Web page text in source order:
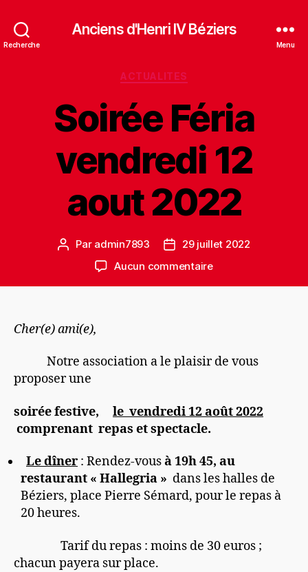
Recherche
Anciens d'Henri IV Béziers
Menu
Catégories
ACTUALITES
Soirée Féria
vendredi 12
aout 2022
Auteur
Par admin7893
Date29 juillet 2022
Aucun commentairesur
2022
Cher(e) ami(e),
Notre association a le plaisir de vous
proposer une
soirée festive,
le vendredi 12 août 2022
comprenant repas et spectacle.
Le dîner : Rendez-vousà 19h 45, au
restaurant « Hallegria » dans les halles de
Béziers, place Pierre Sémard, pour le repas à
20 heures.
Tarif du repas : moins de 30 euros ;
chacun payera sur place.